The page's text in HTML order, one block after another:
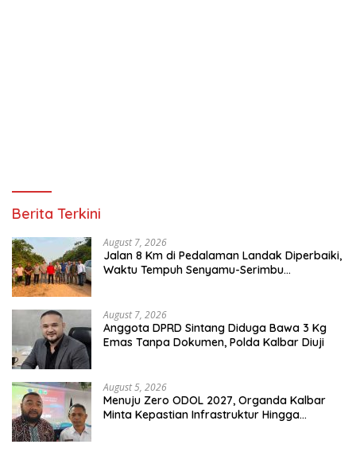
Berita Terkini
August 7, 2026
Jalan 8 Km di Pedalaman Landak Diperbaiki,
Waktu Tempuh Senyamu-Serimbu
August 7, 2026
Anggota DPRD Sintang Diduga Bawa 3 Kg
Emas Tanpa Dokumen, Polda Kalbar Diuji
August 5, 2026
Menuju Zero ODOL 2027, Organda Kalbar
Minta Kepastian Infrastruktur Hingga